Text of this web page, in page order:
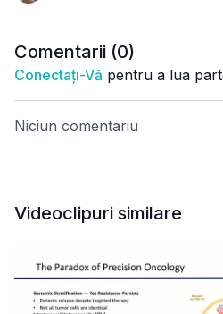
Comentarii (0)
Conectați-Vă pentru a lua
Niciun comentariu
Videoclipuri similare